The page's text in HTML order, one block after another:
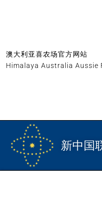
澳大利亚喜农场官方网站
Himalaya Australia Aussie
新中国